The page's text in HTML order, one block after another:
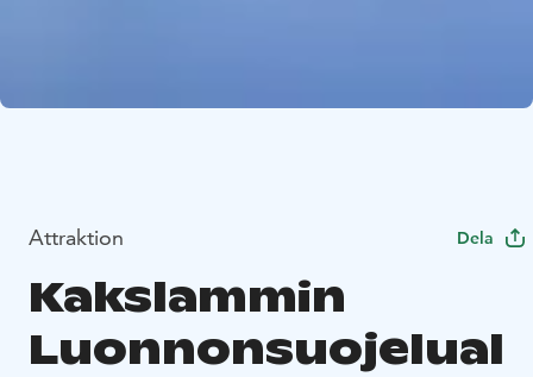
Attraktion Dela
Kakslammin
Luonnonsuojelual